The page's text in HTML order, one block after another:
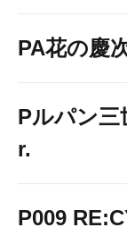
PA花の慶
Pルパン三
r.
P009